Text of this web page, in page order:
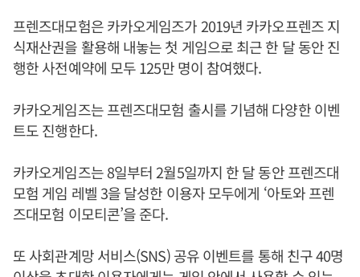
프렌즈대모험은 카카오게임즈가 2019년 카카오프렌즈 지
식재산권을 활용해 내놓는 첫 게임으로 최근 한 달 동안 진
행한 사전예약에 모두 125만 명이 참여했다.
카카오게임즈는 프렌즈대모험 출시를 기념해 다양한 이벤
트도 진행한다.
카카오게임즈는 8일부터 2월5일까지 한 달 동안 프렌즈대
모험 게임 레벨 3을 달성한 이용자 모두에게 ‘아토와 프렌
즈대모험 이모티콘’을 준다.
또 사회관계망 서비스(SNS) 공유 이벤트를 통해 친구 40명